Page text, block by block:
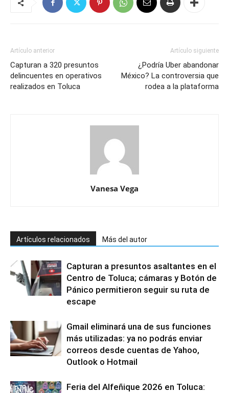
Artículo anterior
Capturan a 320 presuntos
delincuentes en operativos
realizados en Toluca
Artículo siguiente
¿Podría Uber abandonar
México? La controversia que
rodea a la plataforma
Vanesa Vega
Artículos relacionados Más del autor
Capturan a presuntos asaltantes en el
Centro de Toluca; cámaras y Botón de
Pánico permitieron seguir su ruta de
escape
Gmail eliminará una de sus funciones
más utilizadas: ya no podrás enviar
correos desde cuentas de Yahoo,
Outlook o Hotmail
Feria del Alfeñique 2026 en Toluca: